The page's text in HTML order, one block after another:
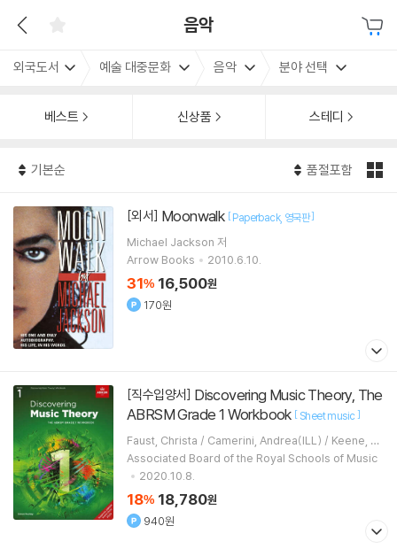
음악
외국도서 예술 대중문화 음악 분야 선택
베스트 신상품 스테디
기본순 품절포함
[외서] Moonwalk [Paperback 영국판]
Michael Jackson 저
Arrow Books
2010.6.10.
31% 16,500원
170원
[직수입양서]
ABRSM Grade 1 Workbook [ Sheet music ]
Faust, Christa / Camerini, Andrea(ILL) / Keene, D
erek(EDT)
Associated Board of the Royal Schools of Music
2020.10.8.
18% 18,780원
940원